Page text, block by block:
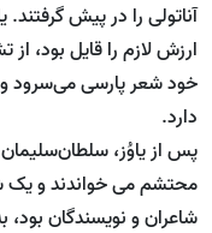
آناتولی را در پیش گرفتند.
ارزش لازم را قایل بود،
خود شعر پارسی می‌سرود
دارد.
پس از یاوُز،
محتشم می خواندند و
شاعران و نویسندگان